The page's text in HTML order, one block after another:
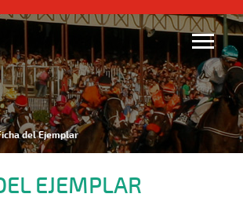
del Ejemplar
EJEMPLAR